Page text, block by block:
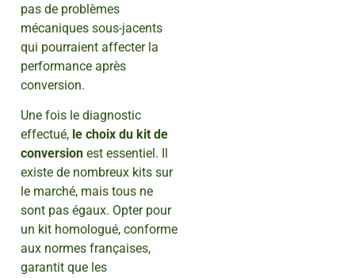
pas de problèmes
mécaniques sous-jacents
qui pourraient affecter la
performance après
conversion.
Une fois le diagnostic
effectué, le choix du kit de
conversion est essentiel. Il
existe de nombreux kits sur
le marché, mais tous ne
sont pas égaux. Opter pour
un kit homologué, conforme
aux normes françaises,
garantit que les